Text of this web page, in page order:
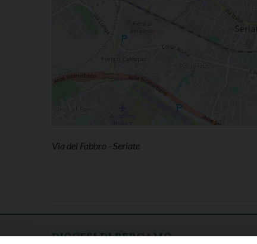
Via del Fabbro - Seriate
DIOCESI DI BERGAMO